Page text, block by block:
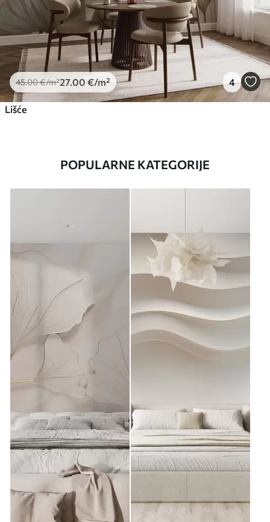
45.00€/m²27 .00 €/m² 4
Lišće
POPULARNE KATEGORIJE